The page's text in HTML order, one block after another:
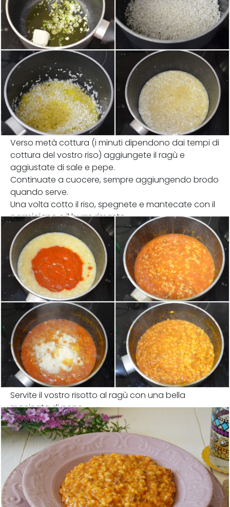
Verso metà cottura (i minuti dipendono dai tempi di
cottura del vostro riso) aggiungete il ragù e
aggiustate di sale e pepe.
Continuate a cuocere, sempre aggiungendo brodo
quando serve.
Una volta cotto il riso, spegnete e mantecate con il
parmigiano e il burro rimasto.
Servite il vostro risotto al ragù con una bella
macinata di pepe.